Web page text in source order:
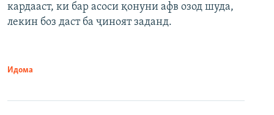
кардааст, ки бар асоси қонуни афв озод шуда,
лекин боз даст ба ҷиноят заданд.
Идома